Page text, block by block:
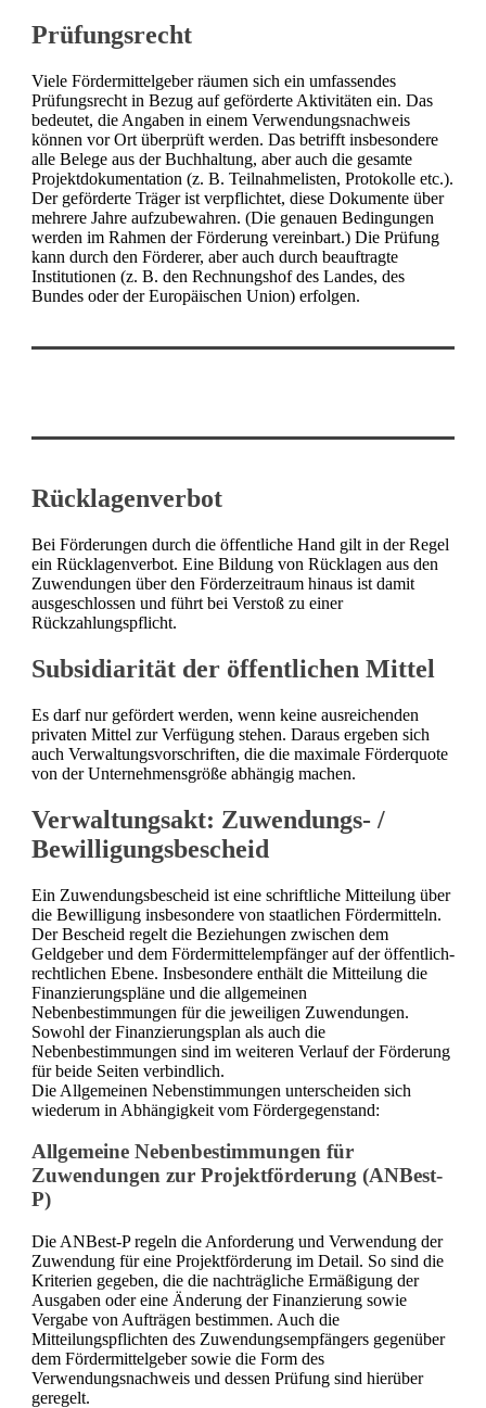
Prüfungsrecht
Viele Fördermittelgeber räumen sich ein umfassendes
Prüfungsrecht in Bezug auf geförderte Aktivitäten ein. Das
bedeutet, die Angaben in einem Verwendungsnachweis
können vor Ort überprüft werden. Das betrifft insbesondere
alle Belege aus der Buchhaltung, aber auch die gesamte
Projektdokumentation (z. B. Teilnahmelisten, Protokolle etc.).
Der geförderte Träger ist verpflichtet, diese Dokumente über
mehrere Jahre aufzubewahren. (Die genauen Bedingungen
werden im Rahmen der Förderung vereinbart.) Die Prüfung
kann durch den Förderer, aber auch durch beauftragte
Institutionen (z. B. den Rechnungshof des Landes, des
Bundes oder der Europäischen Union) erfolgen.
Rücklagenverbot
Bei Förderungen durch die öffentliche Hand gilt in der Regel
ein Rücklagenverbot. Eine Bildung von Rücklagen aus den
Zuwendungen über den Förderzeitraum hinaus ist damit
ausgeschlossen und führt bei Verstoß zu einer
Rückzahlungspflicht.
Subsidiarität der öffentlichen Mittel
Es darf nur gefördert werden, wenn keine ausreichenden
privaten Mittel zur Verfügung stehen. Daraus ergeben sich
auch Verwaltungsvorschriften, die die maximale Förderquote
von der Unternehmensgröße abhängig machen.
Verwaltungsakt: Zuwendungs- /
Bewilligungsbescheid
Ein Zuwendungsbescheid ist eine schriftliche Mitteilung über
die Bewilligung insbesondere von staatlichen Fördermitteln.
Der Bescheid regelt die Beziehungen zwischen dem
Geldgeber und dem Fördermittelempfänger auf der öffentlich-
rechtlichen Ebene. Insbesondere enthält die Mitteilung die
Finanzierungspläne und die allgemeinen
Nebenbestimmungen für die jeweiligen Zuwendungen.
Sowohl der Finanzierungsplan als auch die
Nebenbestimmungen sind im weiteren Verlauf der Förderung
für beide Seiten verbindlich.
Die Allgemeinen Nebenstimmungen unterscheiden sich
wiederum in Abhängigkeit vom Fördergegenstand:
Allgemeine Nebenbestimmungen für
Zuwendungen zur Projektförderung (ANBest-
P)
Die ANBest-P regeln die Anforderung und Verwendung der
Zuwendung für eine Projektförderung im Detail. So sind die
Kriterien gegeben, die die nachträgliche Ermäßigung der
Ausgaben oder eine Änderung der Finanzierung sowie
Vergabe von Aufträgen bestimmen. Auch die
Mitteilungspflichten des Zuwendungsempfängers gegenüber
dem Fördermittelgeber sowie die Form des
Verwendungsnachweis und dessen Prüfung sind hierüber
geregelt.